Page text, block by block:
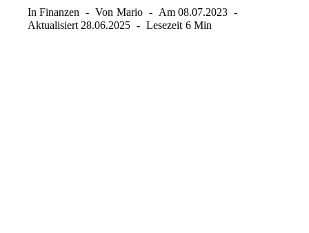
In Finanzen Von Mario Am 08.07.2023
Aktualisiert 28.06.2025 Lesezeit 6 Min